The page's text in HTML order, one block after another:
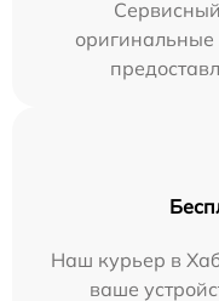
оригинальные
Наш курьер в
ваше